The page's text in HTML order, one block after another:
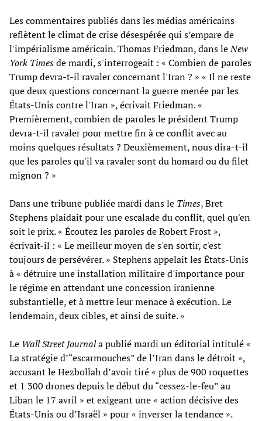
Les commentaires publiés dans les médias américains
reflètent le climat de crise désespérée qui s’empare de
l'impérialisme américain. Thomas Friedman, dans leNew
York Timesde mardi, s'interrogeait : « Combien de paroles
Trump devra-t-il ravaler concernant l'Iran ? » « Il ne reste
que deux questions concernant la guerre menée par les
États-Unis contre l'Iran », écrivait Friedman. «
Premièrement, combien de paroles le président Trump
devra-t-il ravaler pour mettre fin à ce conflit avec au
moins quelques résultats ? Deuxièmement, nous dira-t-il
que les paroles qu'il va ravaler sont du homard ou du filet
mignon ? »
Dans une tribune publiée mardi dans le Times, Bret
Stephens plaidait pour une escalade du conflit, quel qu'en
soit le prix. « Écoutez les paroles de Robert Frost »,
écrivait-il : « Le meilleur moyen de s'en sortir, c'est
toujours de persévérer. » Stephens appelait les États-Unis
à « détruire une installation militaire d'importance pour
le régime en attendant une concession iranienne
substantielle, et à mettre leur menace à exécution. Le
lendemain, deux cibles, et ainsi de suite. »
Le Wall Street Journala publié mardi un éditorial intitulé «
La stratégie d’“escarmouches” de l’Iran dans le détroit »,
accusant le Hezbollah d’avoir tiré « plus de 900 roquettes
et 1 300 drones depuis le début du “cessez-le-feu” au
Liban le 17 avril » et exigeant une « action décisive des
États-Unis ou d’Israël » pour « inverser la tendance ».